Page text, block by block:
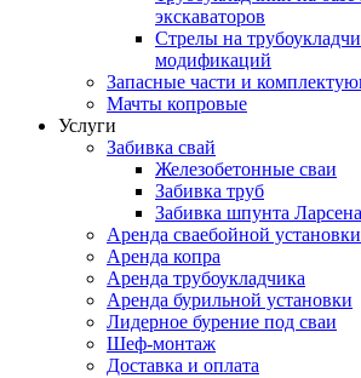
экскаваторов
Стрелы на
модификаций
Запасные части и
Мачты копровые
Услуги
Забивка свай
Железобетонные сваи
Забивка труб
Забивка шпунта Ларсена
Аренда сваебойной установки
Аренда копра
Аренда трубоукладчика
Аренда бурильной установки
Лидерное бурение под сваи
Шеф-монтаж
Доставка и оплата